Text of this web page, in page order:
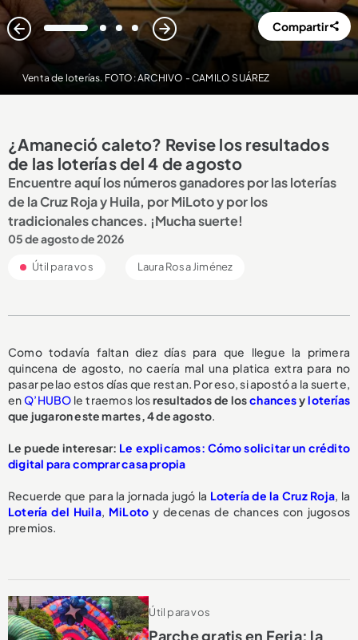
Venta de loterías. FOTO: ARCHIVO - CAMILO SUÁREZ
1 2 3 4 Compartir
¿Amaneció caleto? Revise los resultados
de las loterías del 4 de agosto
Encuentre aquí los números ganadores por las loterías
de la Cruz Roja y Huila, por MiLoto y por los
tradicionales chances. ¡Mucha suerte!
05 de agosto de 2026
Útil para vos Laura Rosa Jiménez
Como todavía faltan diez días para que llegue la primera
quincena de agosto, no caería mal una platica extra para no
pasar pelao estos días que restan. Por eso, si apostó a la suerte,
enQ’HUBO le traemos losresultados de loschancesyloterías
que jugaron este martes, 4 de agosto.
Le puede interesar: Le explicamos: Cómo solicitar un crédito
digital para comprar casa propia
Recuerde que para la jornada jugó la Lotería de la Cruz Roja, la
Lotería del Huila, MiLoto y decenas de chances con jugosos
premios.
Útil para vos
Parche gratis en Feria: la